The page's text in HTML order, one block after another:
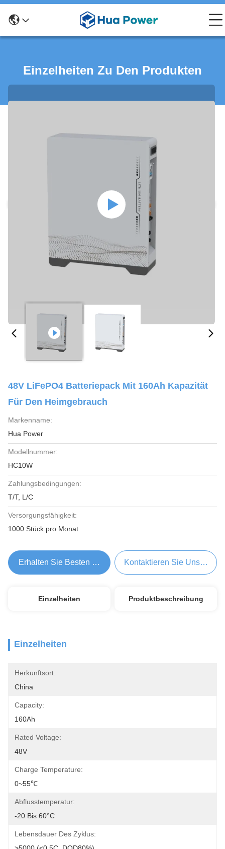
Einzelheiten Zu Den Produkten
48V LiFePO4 Batteriepack Mit 160Ah Kapazität
Für Den Heimgebrauch
Markenname:
Hua Power
Modellnummer:
HC10W
Zahlungsbedingungen:
T/T, L/C
Versorgungsfähigkeit:
1000 Stück pro Monat
Erhalten Sie Besten Preis Kontaktieren Sie Uns Jetzt
Einzelheiten Produktbeschreibung
Einzelheiten
Herkunftsort:
China
Capacity:
160Ah
Rated Voltage:
48V
Charge Temperature:
0~55℃
Abflusstemperatur:
-20 Bis 60°C
Lebensdauer Des Zyklus: